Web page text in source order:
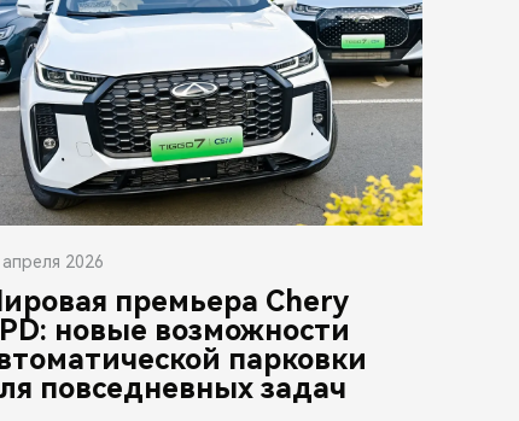
2026
премьера Chery
новые возможности
парковки
повседневных задач